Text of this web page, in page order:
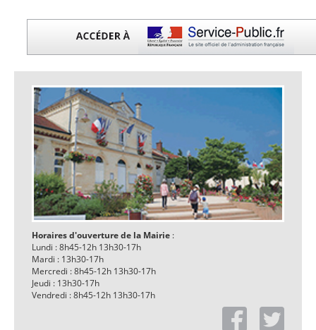
Horaires d'ouverture de la Mairie :
Lundi : 8h45-12h 13h30-17h
Mardi : 13h30-17h
Mercredi : 8h45-12h 13h30-17h
Jeudi : 13h30-17h
Vendredi : 8h45-12h 13h30-17h